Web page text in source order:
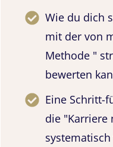
Wie du dich
mit der von
Methode "
bewerten
Eine Schritt-
die "Karriere